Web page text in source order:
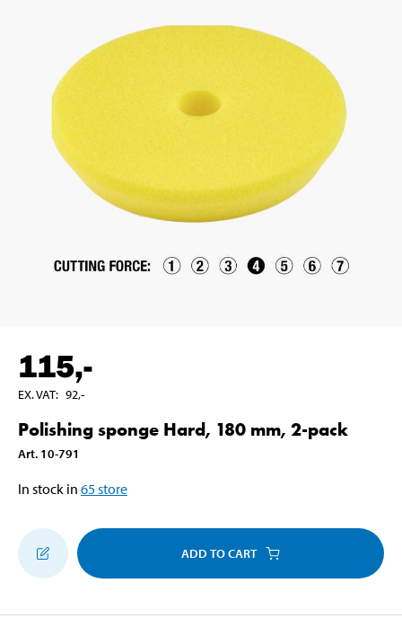
115,-
EX. VAT: 92,-
Polishing sponge Hard, 180 mm, 2-pack
Art. 10-791
In stock in 65store
ADD TO CART